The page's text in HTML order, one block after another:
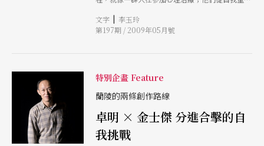
自己的無限可能性，從而成為創作的主體。「凡事
不要以演戲為目的」吳靜吉如此提點老蘭陵人，蘭
文字 | 李玉玲
第197期 / 2009年05月號
特別企畫 Feature
蘭陵的兩條創作路線
卓明 × 金士傑 分進合擊的自
我挑戰